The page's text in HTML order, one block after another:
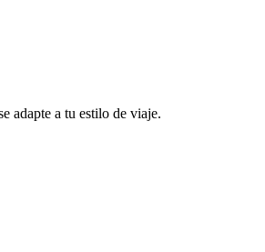
adapte a tu estilo de viaje.